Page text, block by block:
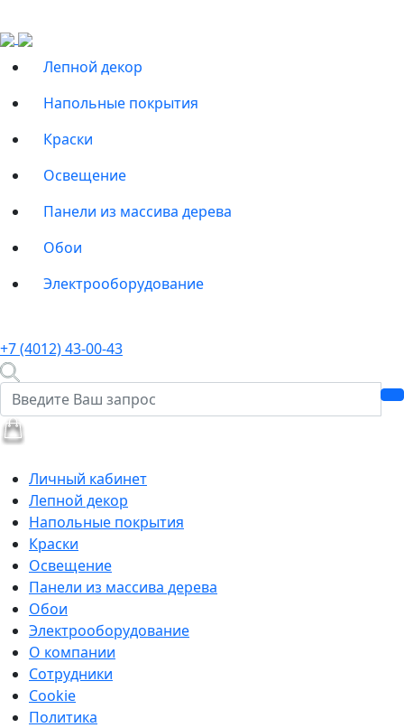
Лепной декор
Напольные покрытия
Краски
Освещение
Панели из массива дерева
Обои
Электрооборудование
+7 (4012) 43-00-43
Личный кабинет
Лепной декор
Напольные покрытия
Краски
Освещение
Панели из массива дерева
Обои
Электрооборудование
О компании
Сотрудники
Cookie
Политика